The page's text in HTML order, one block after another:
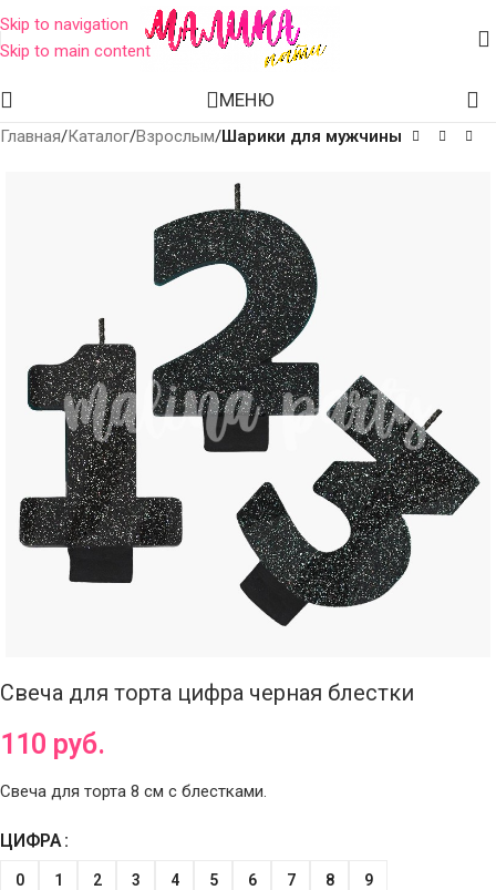
Skip to navigation
Skip to main content
МЕНЮ
Главная Каталог Взрослым Шарики для мужчины
Свеча для торта цифра черная блестки
110 руб.
Свеча для торта 8 см с блестками.
ЦИФРА
0 1 2 3 4 5 6 7 8 9